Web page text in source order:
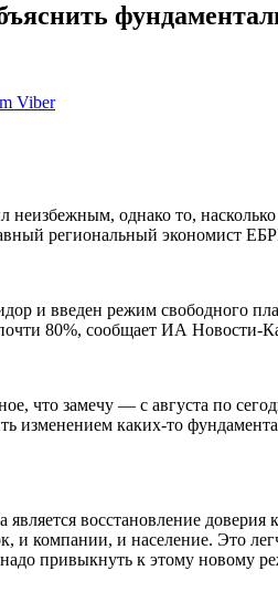
Viber
однако то,
региональный экономист
и введен режим свободного
80%, сообщает ИА Новости-
что замечу — с августа по
изменением каких-то
восстановление
компании, и население. Это
привыкнуть к этому новому